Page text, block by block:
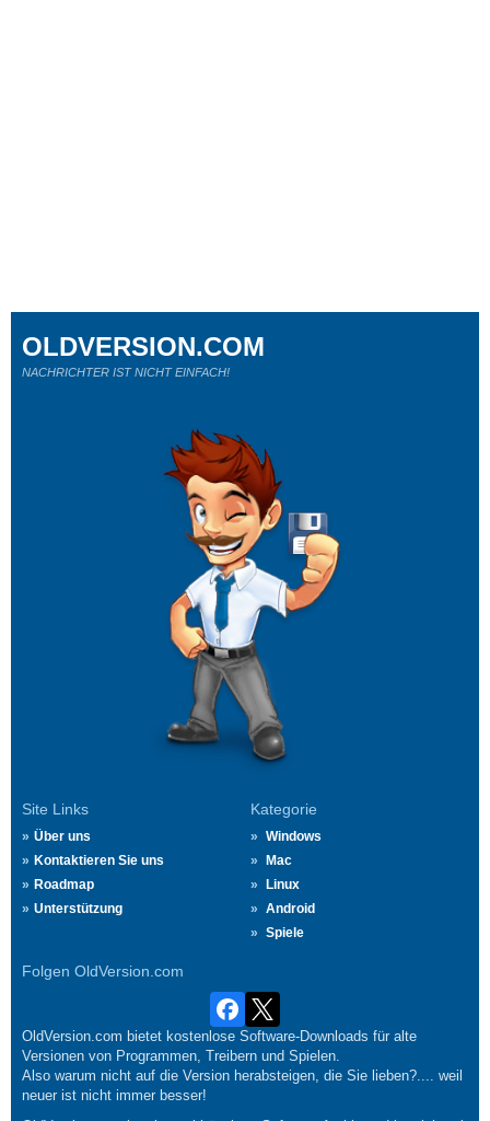
Site Links
Über uns
Kontaktieren Sie uns
Roadmap
Unterstützung
Kategorie
Windows
Mac
Linux
Android
Spiele
Folgen OldVersion.com
OLDVERSION.COM
NACHRICHTER IST NICHT EINFACH!
OldVersion.com bietet kostenlose Software-Downloads für alte
Versionen von Programmen, Treibern und Spielen.
Also warum nicht auf die Version herabsteigen, die Sie lieben?.... weil
neuer ist nicht immer besser!